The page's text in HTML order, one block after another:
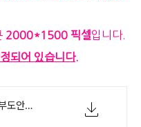
2000*1500 픽셀입니다.
되어 있습니다.
산리오 시나모롤 빼빼로 색칠공부도안-도깨비불 작업실.zip